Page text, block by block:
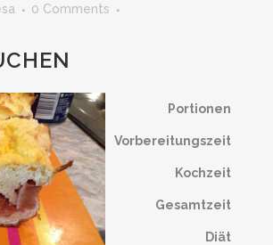
0 Comments
Portionen
Vorbereitungszeit
Kochzeit
Gesamtzeit
Diät